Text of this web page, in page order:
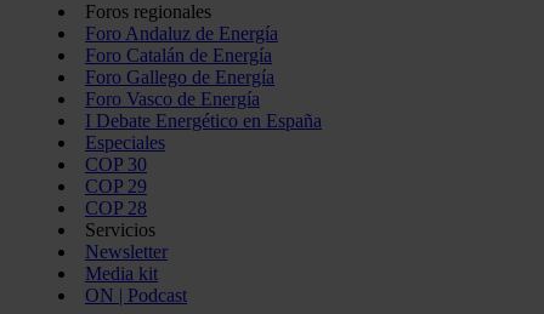
Foros regionales
Foro Andaluz de Energía
Foro Catalán de Energía
Foro Gallego de Energía
Foro Vasco de Energía
I Debate Energético en España
Especiales
COP 30
COP 29
COP 28
Servicios
Newsletter
Media kit
ON | Podcast